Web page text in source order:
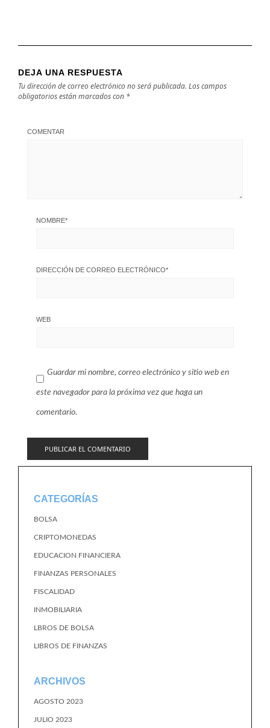
DEJA UNA RESPUESTA
Tu dirección de correo electrónico no será publicada. Los campos
obligatorios están marcados con *
COMENTAR
NOMBRE*
DIRECCIÓN DE CORREO ELECTRÓNICO*
WEB
Guardar mi nombre, correo electrónico y sitio web en
este navegador para la próxima vez que haga un
comentario.
CATEGORÍAS
BOLSA
CRIPTOMONEDAS
EDUCACION FINANCIERA
FINANZAS PERSONALES
FISCALIDAD
INMOBILIARIA
LBROS DE BOLSA
LIBROS DE FINANZAS
ARCHIVOS
AGOSTO 2023
JULIO 2023